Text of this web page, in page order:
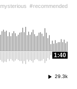
mysterious recommended
1:40
29.3k